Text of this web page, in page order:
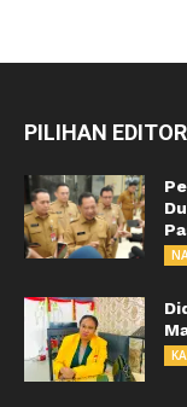
PILIHAN EDITOR